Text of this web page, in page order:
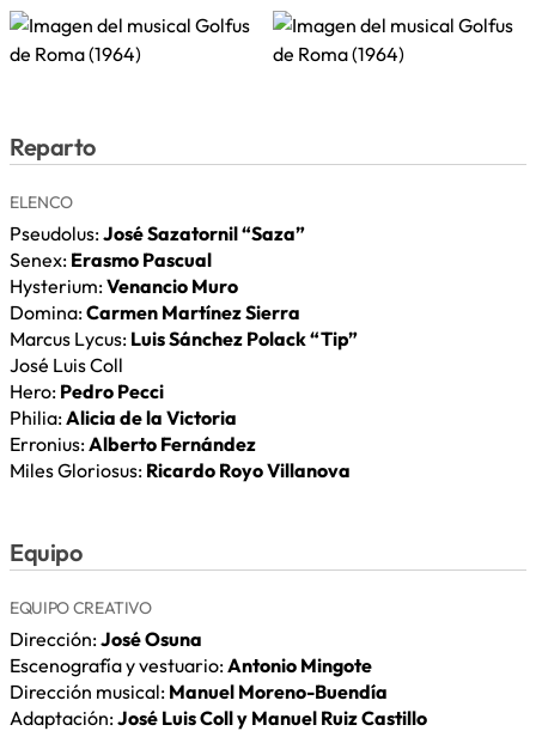
Reparto
ELENCO
Pseudolus:José Sazatornil “Saza”
Senex: Erasmo Pascual
Hysterium:Venancio Muro
Domina:Carmen Martínez Sierra
Marcus Lycus: Luis Sánchez Polack “Tip”
José Luis Coll
Hero: Pedro Pecci
Philia:Alicia de la Victoria
Erronius:Alberto Fernández
Miles Gloriosus: Ricardo Royo Villanova
Equipo
EQUIPO CREATIVO
Dirección:José Osuna
Escenografía y vestuario:Antonio Mingote
Dirección musical: Manuel Moreno-Buendía
Adaptación:José Luis Coll y Manuel Ruiz Castillo